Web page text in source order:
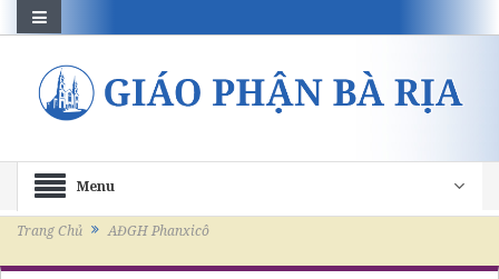
Menu
Trang Chủ AĐGH Phanxicô